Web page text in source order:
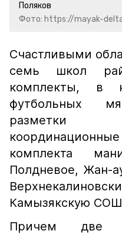
Поляков
Фото: https://mayak-
Счастливыми
семь школ
комплекты, в
футбольных
разметки
комплекта
Полдневое, Жан-
Камызякскую
Причем две